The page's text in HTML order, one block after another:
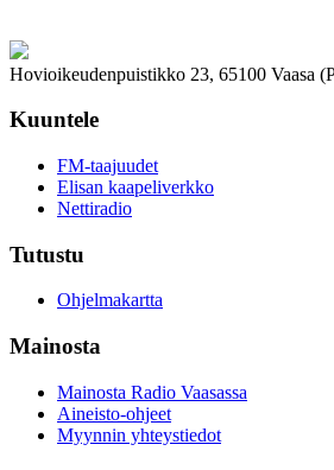
Hovioikeudenpuistikko 23, 65100 Vaasa
Kuuntele
FM-taajuudet
Elisan kaapeliverkko
Nettiradio
Tutustu
Ohjelmakartta
Mainosta
Mainosta Radio Vaasassa
Aineisto-ohjeet
Myynnin yhteystiedot